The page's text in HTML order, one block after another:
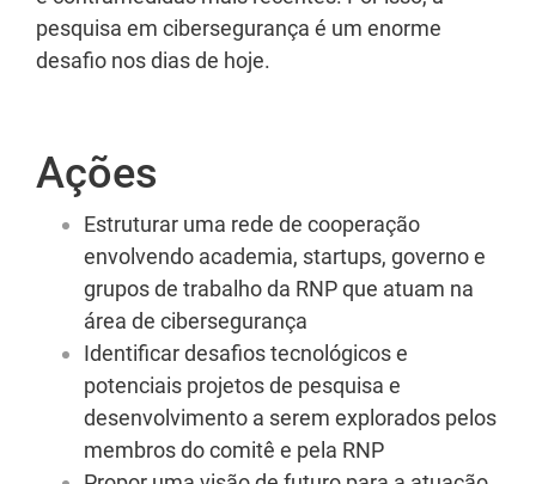
pesquisa em cibersegurança é um enorme
desafio nos dias de hoje.
Ações
Estruturar uma rede de cooperação
envolvendo academia, startups, governo e
grupos de trabalho da RNP que atuam na
área de cibersegurança
Identificar desafios tecnológicos e
potenciais projetos de pesquisa e
desenvolvimento a serem explorados pelos
membros do comitê e pela RNP